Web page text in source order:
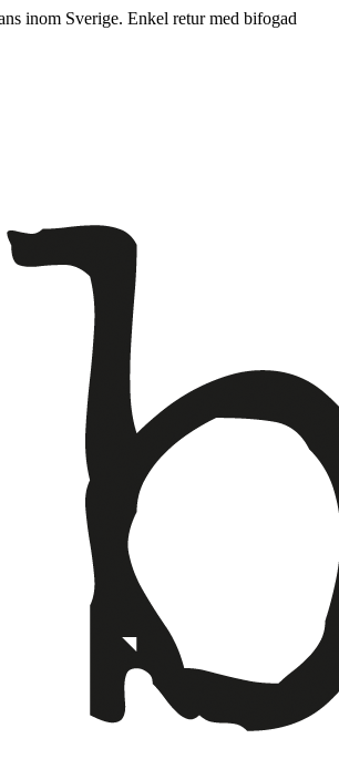
inom Sverige. Enkel retur med bifogad